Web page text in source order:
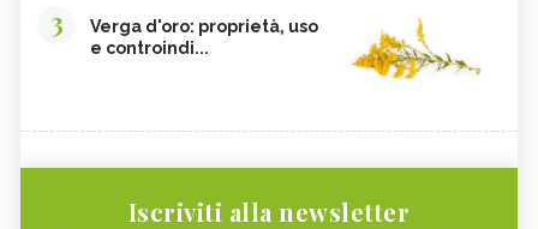
3
Verga d'oro: proprietà, uso
e controindi...
Iscriviti alla newsletter